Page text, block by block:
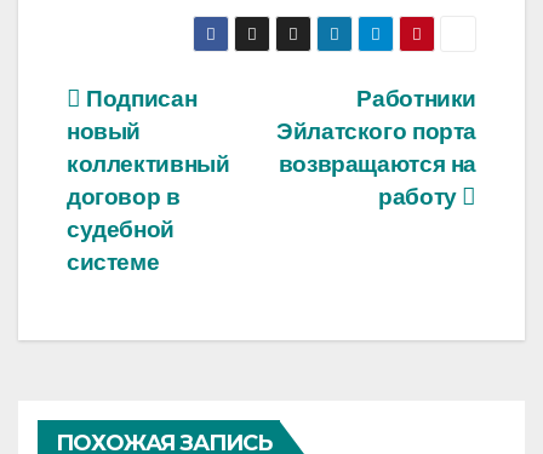
Навигация
по
записям
Работники
Эйлатского порта
возвращаются на
работу
Подписан
новый
коллективный
договор в
судебной
системе
ПОХОЖАЯ ЗАПИСЬ